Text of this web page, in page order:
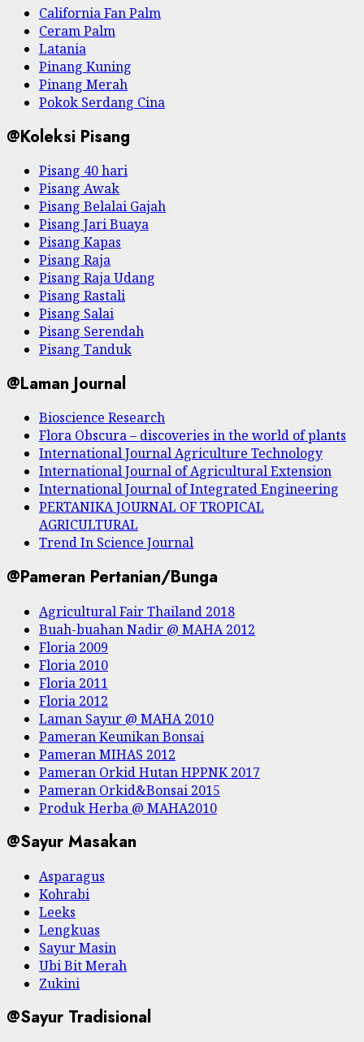
California Fan Palm
Ceram Palm
Latania
Pinang Kuning
Pinang Merah
Pokok Serdang Cina
@Koleksi Pisang
Pisang 40 hari
Pisang Awak
Pisang Belalai Gajah
Pisang Jari Buaya
Pisang Kapas
Pisang Raja
Pisang Raja Udang
Pisang Rastali
Pisang Salai
Pisang Serendah
Pisang Tanduk
@Laman Journal
Bioscience Research
Flora Obscura – discoveries in the world of plants
International Journal Agriculture Technology
International Journal of Agricultural Extension
International Journal of Integrated Engineering
PERTANIKA JOURNAL OF TROPICAL
AGRICULTURAL
Trend In Science Journal
@Pameran Pertanian/Bunga
Agricultural Fair Thailand 2018
Buah-buahan Nadir @ MAHA 2012
Floria 2009
Floria 2010
Floria 2011
Floria 2012
Laman Sayur @ MAHA 2010
Pameran Keunikan Bonsai
Pameran MIHAS 2012
Pameran Orkid Hutan HPPNK 2017
Pameran Orkid&Bonsai 2015
Produk Herba @ MAHA2010
@Sayur Masakan
Asparagus
Kohrabi
Leeks
Lengkuas
Sayur Masin
Ubi Bit Merah
Zukini
@Sayur Tradisional